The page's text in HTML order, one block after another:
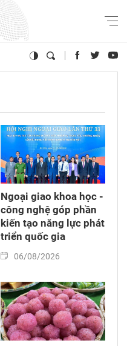
Ngoại giao khoa học -
công nghệ góp phần
kiến tạo năng lực phát
triển quốc gia
06/08/2026